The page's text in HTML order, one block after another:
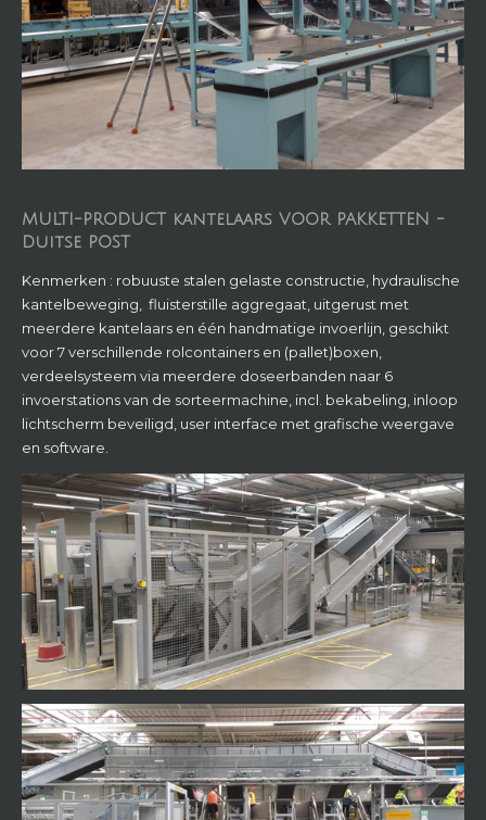
MULTI-PRODUCT kantelaars VOOR PAKKETTEN -
Duitse POST
Kenmerken : robuuste stalen gelaste constructie, hydraulische
meerdere kantelaars en één handmatige invoerlijn, geschikt
voor 7 verschillende rolcontainers en (pallet)boxen,
invoerstations van de sorteermachine, incl. bekabeling, inloop
lichtscherm beveiligd, user interface met grafische weergave
en software.